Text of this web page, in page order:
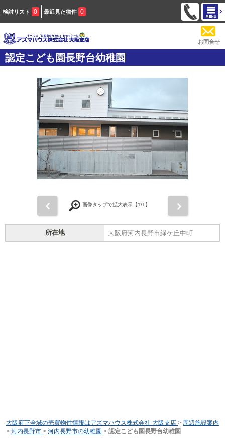
検討リスト 0 最近見た物件 0
お問合せ
認定こども園長野台幼稚園
画像タップで拡大表示【1/1】
所在地 大阪府河内長野市緑ケ丘中町
大阪府下全域の売買物件情報はアズマハウス株式会社 大阪支店 > 周辺施設案内
> 河内長野市 > 河内長野市の幼稚園 > 認定こども園長野台幼稚園